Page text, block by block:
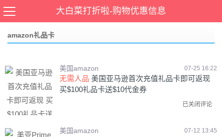
大白菜打折啦-购物优惠信息
当前位置： amazon礼品卡,优惠码券
amazon礼品卡
美国amazon 07-25 16:22
无需人品 美国亚马逊首次充值礼品卡即可返现
买$100礼品卡送$10代金券
已关闭评论
美国amazon 07-12 13:45